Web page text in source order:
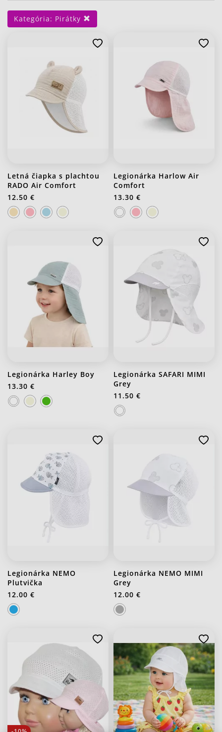
Kategória: Pirátky
Letná čiapka s plachtou
RADO Air Comfort
12.50 €
Legionárka Harlow Air
Comfort
13.30 €
Legionárka Harley Boy
13.30 €
Legionárka SAFARI MIMI
Grey
11.50 €
Legionárka NEMO
Plutvička
12.00 €
Legionárka NEMO MIMI
Grey
12.00 €